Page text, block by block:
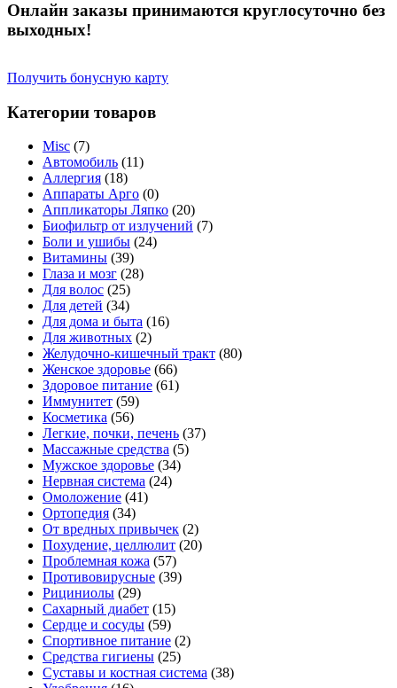
Онлайн заказы принимаются круглосуточно без
выходных!
Получить бонусную карту
Категории товаров
Misc (7)
Автомобиль (11)
Аллергия (18)
Аппараты Арго (0)
Аппликаторы Ляпко (20)
Биофильтр от излучений (7)
Боли и ушибы (24)
Витамины (39)
Глаза и мозг (28)
Для волос (25)
Для детей (34)
Для дома и быта (16)
Для животных (2)
Желудочно-кишечный тракт (80)
Женское здоровье (66)
Здоровое питание (61)
Иммунитет (59)
Косметика (56)
Легкие, почки, печень (37)
Массажные средства (5)
Мужское здоровье (34)
Нервная система (24)
Омоложение (41)
Ортопедия (34)
От вредных привычек (2)
Похудение, целлюлит (20)
Проблемная кожа (57)
Противовирусные (39)
Рициниолы (29)
Сахарный диабет (15)
Сердце и сосуды (59)
Спортивное питание (2)
Средства гигиены (25)
Суставы и костная система (38)